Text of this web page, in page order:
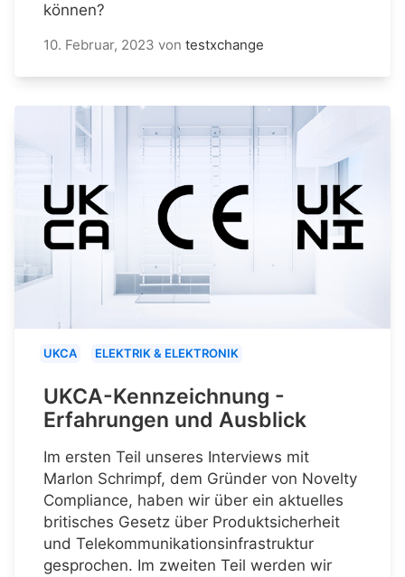
können?
10. Februar, 2023 von testxchange
UKCA ELEKTRIK & ELEKTRONIK
UKCA-Kennzeichnung -
Erfahrungen und Ausblick
Im ersten Teil unseres Interviews mit
Marlon Schrimpf, dem Gründer von Novelty
Compliance, haben wir über ein aktuelles
britisches Gesetz über Produktsicherheit
und Telekommunikationsinfrastruktur
gesprochen. Im zweiten Teil werden wir